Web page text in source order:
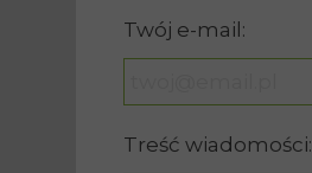
Twój e-mail:
Treść wiadomości: